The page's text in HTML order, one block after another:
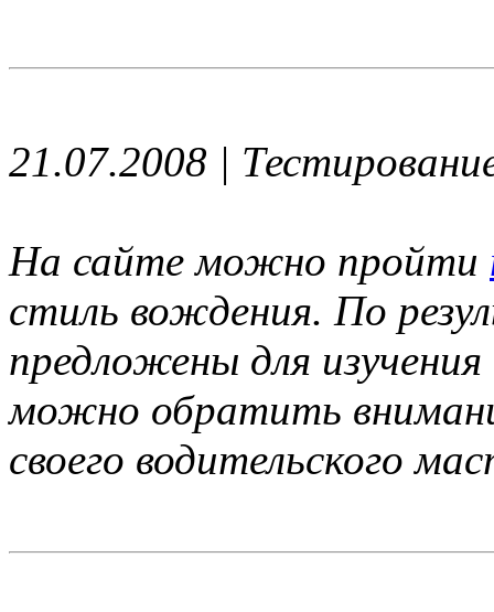
21.07.2008 |
На сайте можно пройти
стиль вождения. По
предложены для
можно обратить
своего водительского